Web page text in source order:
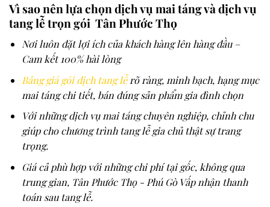
Vì sao nên lựa chọn dịch vụ mai táng và dịch vụ
tang lễ trọn gói Tân Phước Thọ
Nơi luôn đặt lợi ích của khách hàng lên hàng đầu –
Cam kết 100% hài lòng
Bảng giá gói dịch tang lễrõ ràng, minh bạch, hạng mục
mai táng chi tiết, bán đúng sản phẩm gia đình chọn
Với những dịch vụ mai táng chuyên nghiệp, chỉnh chu
giúp cho chương trình tang lễ gia chủ thật sự trang
trọng.
Giá cả phù hợp với những chi phí tại gốc, không qua
trung gian, Tân Phước Thọ - Phú Gò Vấp nhận thanh
toán sau tang lễ.